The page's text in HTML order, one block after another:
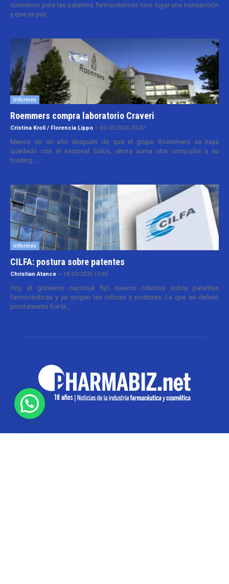
normativo para las patentes farmacéuticas tuvo lugar una transacción
y que va por...
Informes
Roemmers compra laboratorio Craveri
Cristina Kroll / Florencia Lippo - 05/05/2026 20:00
Menos de un año después de que el grupo Roemmers se haya
quedado con el nacional Sidus, ahora suma otra compañía a su
holding....
Informes
CILFA: postura sobre patentes
Christian Atance - 18/03/2026 15:45
Hoy el gobierno nacional fijó nuevos criterios sobre patentes
farmacéuticas y ya surgen las críticas y posturas. La que se definió
prontamente fue la...